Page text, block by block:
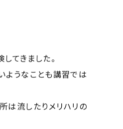
てきました。
ようなことも講習では
は流したりメリハリの